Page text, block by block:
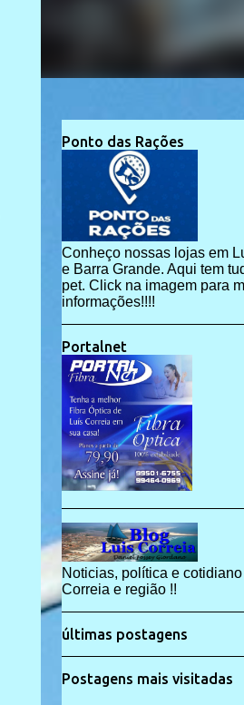
Ponto das Rações
Conheço nossas lojas em
e Barra Grande. Aqui tem
pet. Click na imagem para
informações!!!!
Portalnet
Noticias, política e
Correia e região !!
últimas postagens
Postagens mais visitadas